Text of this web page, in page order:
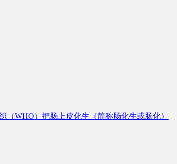
WHO）把肠上皮化生（简称肠化生或肠化）